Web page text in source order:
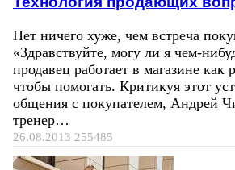
Нет ничего хуже, чем встреча
«Здравствуйте, могу ли я чем-
продавец работает в магазине как
чтобы помогать. Критикуя этот
общения с покупателем, Андрей
тренер…
26.08.2013 255485